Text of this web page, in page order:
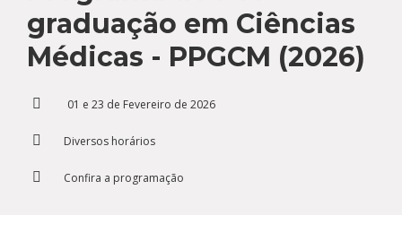
de Idiomas
Médicas
Conosco
& Você - Comunidade
Gustavo Adolfo
graduação em Ciências
Médicas - PPGCM (2026)
01 e 23 de Fevereiro de 2026
Diversos horários
Confira a programação